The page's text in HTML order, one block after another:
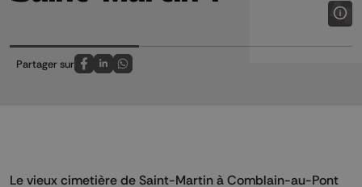
Partager sur
Partagez sur FaceBook
Partagez sur LinkedIn
Partagez sur Whatsapp
Le vieux cimetière de Saint-Martin à Comblain-au-Pont